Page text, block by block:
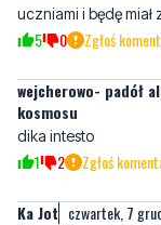
uczniami i będę miał
5 0 Zgłoś
wejcherowo- padół
kosmosu
dika intesto
1 2 Zgłoś
Ka Jot czwartek, 7